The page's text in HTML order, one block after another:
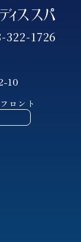
322-1726
10
ロント